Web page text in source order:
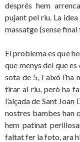
després hem
pujant pel riu. La
massatge (sense
El problema es que
que menys del que
sota de 5, i això l’ha
tirar al riu, però ha
l’alçada de Sant
nostres bambes han
hem patinat
faltat fer la foto, ara